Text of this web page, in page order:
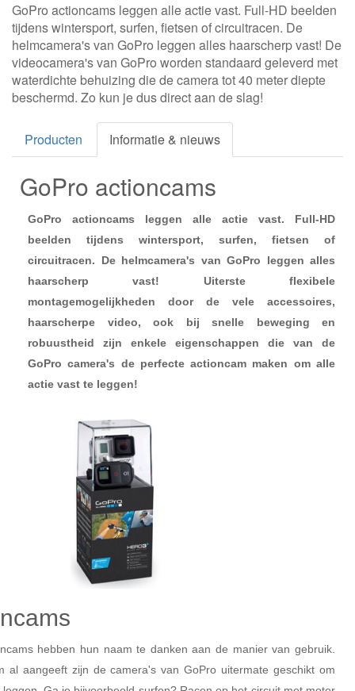
GoPro actioncams leggen alle actie vast. Full-HD beelden
tijdens wintersport, surfen, fietsen of circuitracen. De
helmcamera's van GoPro leggen alles haarscherp vast! De
videocamera's van GoPro worden standaard geleverd met
waterdichte behuizing die de camera tot 40 meter diepte
beschermd. Zo kun je dus direct aan de slag!
Producten Informatie & nieuws
GoPro actioncams
GoPro actioncams leggen alle actie vast. Full-HD
beelden tijdens wintersport, surfen, fietsen of
circuitracen. De helmcamera's van GoPro leggen alles
haarscherp vast! Uiterste flexibele
montagemogelijkheden door de vele accessoires,
haarscherpe video, ook bij snelle beweging en
robuustheid zijn enkele eigenschappen die van de
GoPro camera's de perfecte actioncam maken om alle
actie vast te leggen!
hebben hun naam te danken aan de manier van gebruik.
al aangeeft zijn de camera's van GoPro uitermate geschikt om